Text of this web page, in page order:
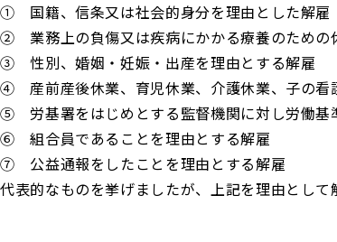
① 国籍、信条又は社会的身分を理由とした解雇
② 業務上の負傷又は疾病にかかる療養のための
③ 性別、婚姻・妊娠・出産を理由とする解雇
④ 産前産後休業、育児休業、介護休業、子の看
⑤ 労基署をはじめとする監督機関に対し労働基
⑥ 組合員であることを理由とする解雇
⑦ 公益通報をしたことを理由とする解雇
代表的なものを挙げましたが、上記を理由とし